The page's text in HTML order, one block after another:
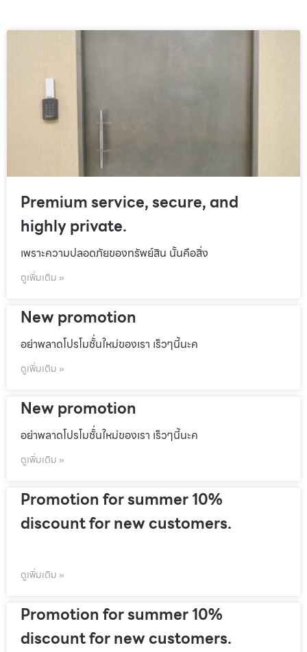
Premium service, secure, and
highly private.
เพราะความปลอดภัยของทรัพย์สิน นั้นคือสิ่ง
ดูเพิ่มเติม »
New promotion
อย่าพลาดโปรโมชั้่นใหม่ของเรา เร็วๆนี้นะค
ดูเพิ่มเติม »
New promotion
อย่าพลาดโปรโมชั้่นใหม่ของเรา เร็วๆนี้นะค
ดูเพิ่มเติม »
Promotion for summer 10%
discount for new customers.
ดูเพิ่มเติม »
Promotion for summer 10%
discount for new customers.